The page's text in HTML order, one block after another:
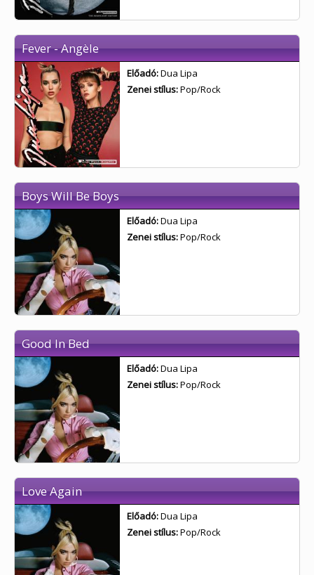
Fever - Angèle
Előadó:Dua Lipa
Zenei stílus:Pop/Rock
Boys Will Be Boys
Előadó:Dua Lipa
Zenei stílus:Pop/Rock
Good In Bed
Előadó:Dua Lipa
Zenei stílus:Pop/Rock
Love Again
Előadó:Dua Lipa
Zenei stílus:Pop/Rock